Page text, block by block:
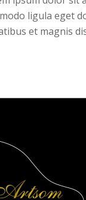
ligula eget
et magnis